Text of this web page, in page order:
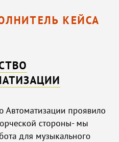
КЕЙСА
Автоматизации проявило
стороны- мы
для музыкального